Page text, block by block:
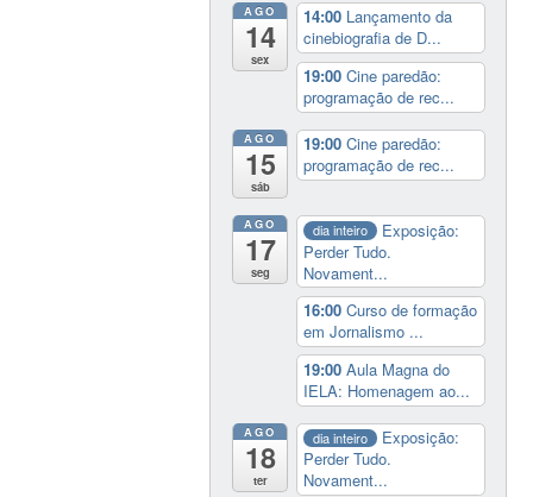
AGO
14
sex
14:00 Lançamento da
cinebiografia de D...
19:00Cine paredão:
programação de rec...
AGO
15
sáb
19:00Cine paredão:
programação de rec...
AGO
17
seg
dia inteiro
Exposição:
Perder Tudo.
Novament...
16:00Curso de formação
em Jornalismo ...
19:00Aula Magna do
IELA: Homenagem ao...
AGO
18
ter
dia inteiro
Exposição:
Perder Tudo.
Novament...